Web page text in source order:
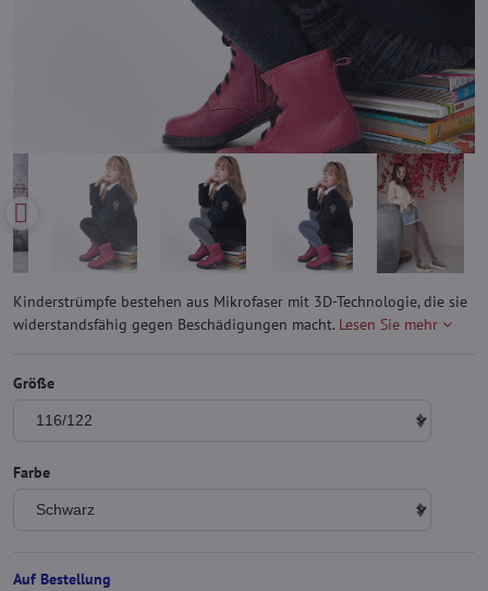
Kinderstrümpfe bestehen aus Mikrofaser mit 3D-Technologie, die sie
widerstandsfähig gegen Beschädigungen macht. Lesen Sie mehr
Größe
Farbe
Auf Bestellung